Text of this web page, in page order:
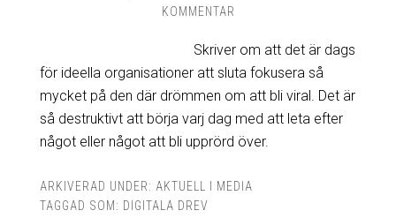
KOMMENTAR
Skriver om att det är dags
för ideella organisationer att sluta fokusera så
mycket på den där drömmen om att bli viral. Det är
så destruktivt att börja varj dag med att leta efter
något eller något att bli upprörd över.
ARKIVERAD UNDER: AKTUELL I MEDIA
TAGGAD SOM: DIGITALA DREV